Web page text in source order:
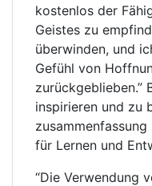
kostenlos der
Geistes zu
überwinden, und
Gefühl von
zurückgeblieben.”
inspirieren und zu
für Lernen und
“Die Verwendung